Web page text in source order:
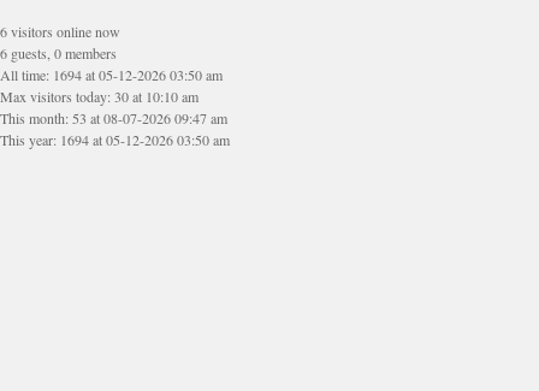
6 visitors online now
6 guests, 0 members
All time: 1694 at 05-12-2026 03:50 am
Max visitors today: 30 at 10:10 am
This month: 53 at 08-07-2026 09:47 am
This year: 1694 at 05-12-2026 03:50 am